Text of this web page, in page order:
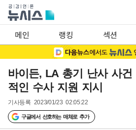
메인 랭킹 섹션
바이든, LA 총기 난사 사
적인 수사 지원 지시
기사등록 2023/01/23 02:05:22
구글에서 선호하는 매체로 추가